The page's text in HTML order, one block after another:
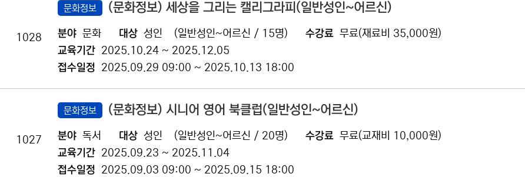
1028
문화정보 (문화정보) 세상을 그리는 캘리그라피(일반성인~어르신)
분야 문화 대상 성인 (일반성인~어르신 / 15명) 수강료 무료(재료비 35,000원)
교육기간 2025.10.24 ~ 2025.12.05
접수일정 2025.09.29 09:00 ~ 2025.10.13 18:00
1027
문화정보 (문화정보) 시니어 영어 북클럽(일반성인~어르신)
분야 독서 대상 성인 (일반성인~어르신 / 20명) 수강료 무료(교재비 10,000원)
교육기간 2025.09.23 ~ 2025.11.04
접수일정 2025.09.03 09:00 ~ 2025.09.15 18:00